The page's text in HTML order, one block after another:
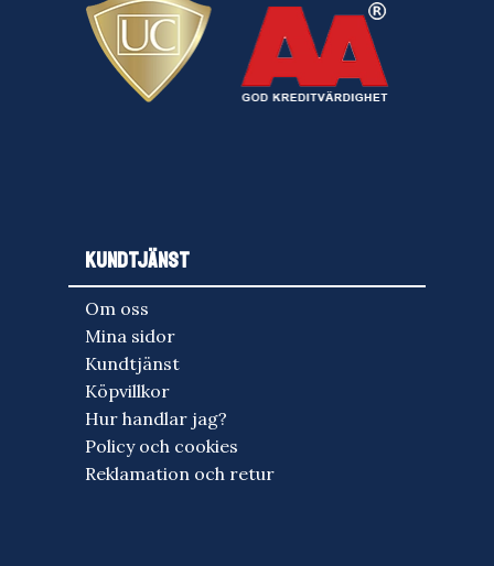
KUNDTJÄNST
Om oss
Mina sidor
Kundtjänst
Köpvillkor
Hur handlar jag?
Policy och cookies
Reklamation och retur